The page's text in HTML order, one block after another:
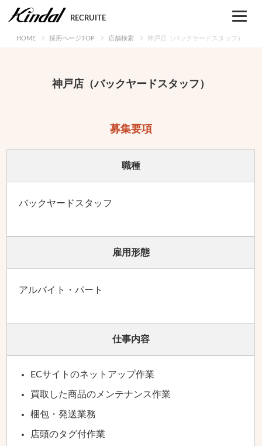
RECRUITE
HOME 採用ページTOP 店舗検索 神戸店（バックヤードスタッフ）
神戸店（バックヤードスタッフ）
募集要項
職種
バックヤードスタッフ
雇用形態
アルバイト・パート
仕事内容
ECサイトのネットアップ作業
買取した商品のメンテナンス作業
梱包・発送業務
店頭のタグ付作業